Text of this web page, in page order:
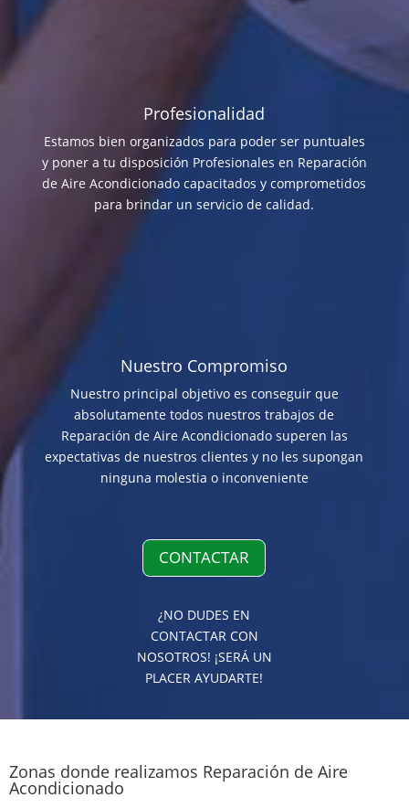
Profesionalidad
Estamos bien organizados para poder ser puntuales
y poner a tu disposición Profesionales en Reparación
de Aire Acondicionado capacitados y comprometidos
para brindar un servicio de calidad.
Nuestro Compromiso
Nuestro principal objetivo es conseguir que
absolutamente todos nuestros trabajos de
Reparación de Aire Acondicionado superen las
expectativas de nuestros clientes y no les supongan
ninguna molestia o inconveniente
CONTACTAR
¿NO DUDES EN
CONTACTAR CON
NOSOTROS! ¡SERÁ UN
PLACER AYUDARTE!
Zonas donde realizamos Reparación de Aire
Acondicionado